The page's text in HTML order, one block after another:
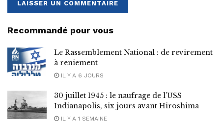
Recommandé pour vous
Le Rassemblement National : de revirement
à reniement
IL Y A 6 JOURS
30 juillet 1945 : le naufrage de l’USS
Indianapolis, six jours avant Hiroshima
IL Y A 1 SEMAINE